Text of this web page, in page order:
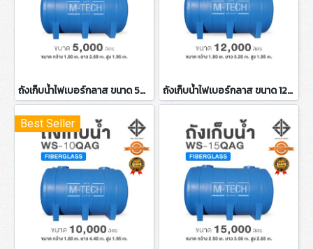
ถังเก็บน้ำไฟเบอร์กลาส ขนาด 5000 ลิตร ถังเก็บน้ำไฟเบอร์กลาส ขนาด 12000 ลิตร
Best Seller